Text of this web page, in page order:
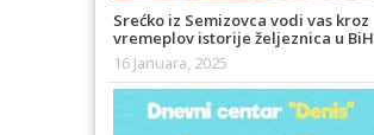
Srećko iz Semizovca vodi vas kroz
vremeplov istorije željeznica u BiH
16 Januara, 2025